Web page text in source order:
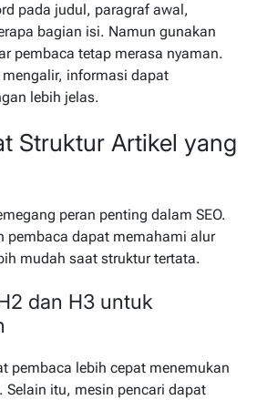
pada judul, paragraf awal,
bagian isi. Namun gunakan
pembaca tetap merasa nyaman.
mengalir, informasi dapat
lebih jelas.
Struktur Artikel yang
peran penting dalam SEO.
pembaca dapat memahami alur
mudah saat struktur tertata.
dan H3 untuk
pembaca lebih cepat menemukan
Selain itu, mesin pencari dapat